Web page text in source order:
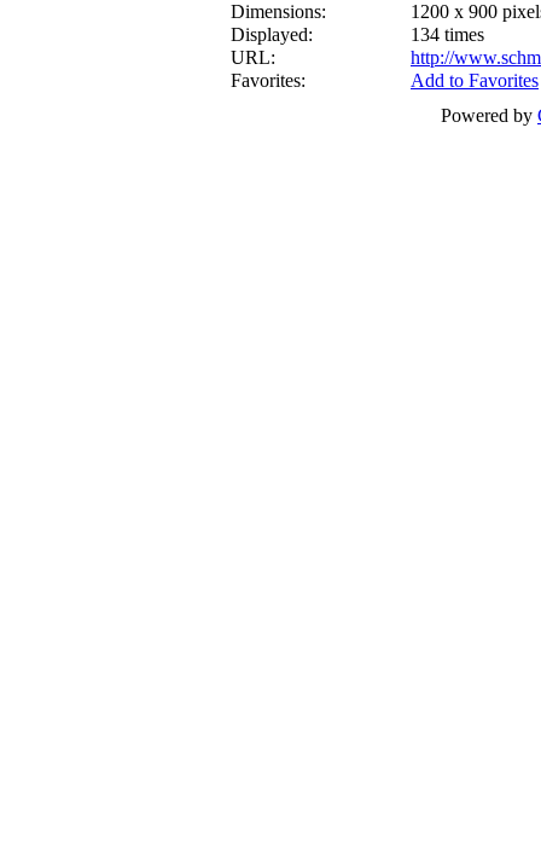
Dimensions:
1200 x 900
Displayed:
134 times
URL:
http://
Favorites:
Add to Favorites
Powered by